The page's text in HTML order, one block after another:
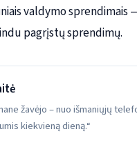
valdymo
pagrįstų sprendimų.
žavėjo – nuo išmaniųjų
kiekvieną dieną.“